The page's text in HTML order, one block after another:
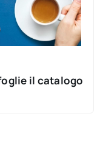
il catalogo